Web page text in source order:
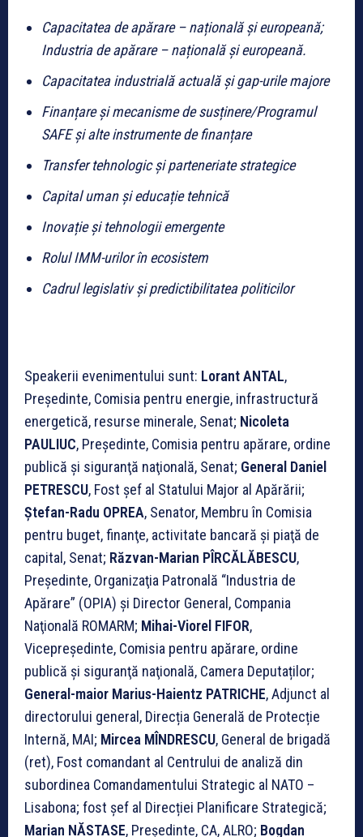
Capacitatea de apărare – națională și europeană;
Industria de apărare – națională și europeană.
Capacitatea industrială actuală și gap-urile majore
Finanțare și mecanisme de susținere/Programul
⁠SAFE și alte instrumente de finanțare
Transfer tehnologic și parteneriate strategice
Capital uman și educație tehnică
Inovație și tehnologii emergente
Rolul IMM-urilor în ecosistem
Cadrul legislativ și predictibilitatea politicilor
Speakerii evenimentului sunt: Lorant ANTAL,
Preşedinte, Comisia pentru energie, infrastructură
energetică, resurse minerale, Senat; Nicoleta
PAULIUC, Președinte, Comisia pentru apărare, ordine
publică şi siguranţă naţională, Senat; General Daniel
PETRESCU, Fost șef al Statului Major al Apărării;
Ștefan-Radu OPREA, Senator, Membru în Comisia
pentru buget, finanţe, activitate bancară şi piaţă de
capital, Senat; Răzvan-Marian PÎRCĂLĂBESCU,
Preşedinte, Organizaţia Patronală “Industria de
Apărare” (OPIA) și Director General, Compania
Naţională ROMARM; Mihai-Viorel FIFOR,
Vicepreședinte, Comisia pentru apărare, ordine
publică şi siguranţă naţională, Camera Deputaților;
General-maior Marius-Haientz PATRICHE, Adjunct al
directorului general, Direcția Generală de Protecție
Internă, MAI; Mircea MÎNDRESCU, General de brigadă
(ret), Fost comandant al Centrului de analiză din
subordinea Comandamentului Strategic al NATO –
Lisabona; fost șef al Direcției Planificare Strategică;
Marian NĂSTASE, Președinte, CA, ALRO; Bogdan